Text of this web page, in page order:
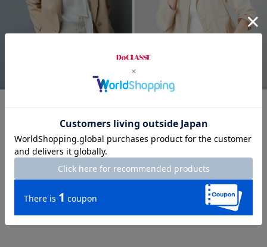
トリニティツイル・シングルジ
12,900 税込￥14,190
通常価格から27%OFF
エアリーストレッチ・テーラー
ドジャケット
¥4,190 税込 ￥4,609
通常価格から40%OFF